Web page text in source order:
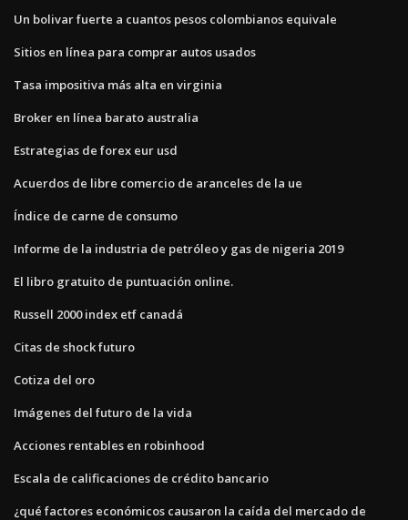
Un bolivar fuerte a cuantos pesos colombianos equivale
Sitios en línea para comprar autos usados
Tasa impositiva más alta en virginia
Broker en línea barato australia
Estrategias de forex eur usd
Acuerdos de libre comercio de aranceles de la ue
Índice de carne de consumo
Informe de la industria de petróleo y gas de nigeria 2019
El libro gratuito de puntuación online.
Russell 2000 index etf canadá
Citas de shock futuro
Cotiza del oro
Imágenes del futuro de la vida
Acciones rentables en robinhood
Escala de calificaciones de crédito bancario
¿qué factores económicos causaron la caída del mercado de